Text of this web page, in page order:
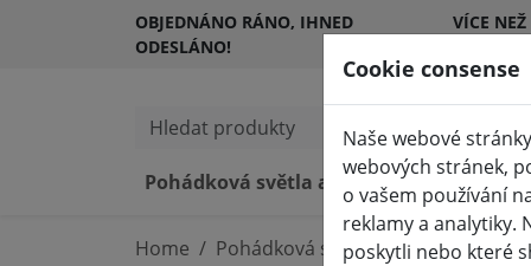
OBJEDNÁNO RÁNO, IHNED
ODESLÁNO!
VÍCE
Hledat produkty
Pohádková světla a osvětlení
Home Pohádková světla a osvětlení
Cookie consense
Naše webové
webových stránek,
o vašem používání
reklamy a analytiky.
poskytli nebo které